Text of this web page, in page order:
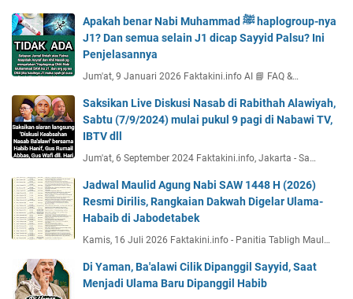
Apakah benar Nabi Muhammad ﷺ haplogroup-nya
J1? Dan semua selain J1 dicap Sayyid Palsu? Ini
Penjelasannya
Jum'at, 9 Januari 2026 Faktakini.info AI 📘 FAQ &…
Saksikan Live Diskusi Nasab di Rabithah Alawiyah,
Sabtu (7/9/2024) mulai pukul 9 pagi di Nabawi TV,
IBTV dll
Jum'at, 6 September 2024 Faktakini.info, Jakarta - Sa…
Jadwal Maulid Agung Nabi SAW 1448 H (2026)
Resmi Dirilis, Rangkaian Dakwah Digelar Ulama-
Habaib di Jabodetabek
Kamis, 16 Juli 2026 Faktakini.info - Panitia Tabligh Maul…
Di Yaman, Ba'alawi Cilik Dipanggil Sayyid, Saat
Menjadi Ulama Baru Dipanggil Habib